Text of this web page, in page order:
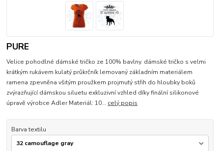
PURE
Velice pohodlné dámské tričko ze 100% bavlny. dámské tričko s velmi
krátkým rukávem kulatý průkrčník lemovaný základním materiálem
ramena zpevněna všitým proužkem projmutý střih do hloubky boků
zvýrazňující dámskou siluetu exkluzivní vzhled díky finální silikonové
úpravě výrobce Adler Materiál: 10... celý popis
Barva textilu